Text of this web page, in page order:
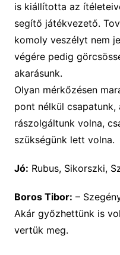
is kiállította az
segítő játékvezető.
komoly veszélyt nem
végére pedig
akarásunk.
Olyan mérkőzésen
pont nélkül
rászolgáltunk volna,
szükségünk lett volna.
Jó: Rubus, Sikorszki,
Boros Tibor: –
Akár győzhettünk is
vertük meg.